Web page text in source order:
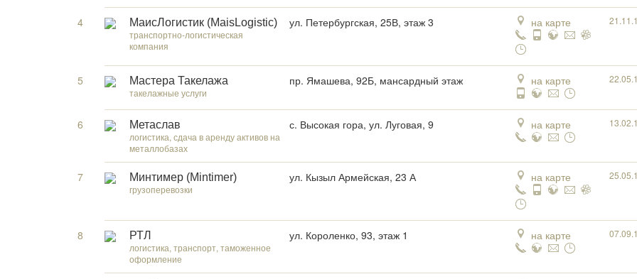
4
МаисЛогистик (MaisLogistic)
транспортно-логистическая
компания
ул. Петербургская, 25В, этаж 3 на карте
5
Мастера Такелажа
такелажные услуги
пр. Ямашева, 92Б, мансардный этаж на карте
6
Метаслав
логистика, сдача в аренду активов на
металлобазах
с. Высокая гора, ул. Луговая, 9 на карте
7
Минтимер (Mintimer)
грузоперевозки
ул. Кызыл Армейская, 23 А на карте
8
РТЛ
логистика, транспорт, таможенное
оформление
ул. Короленко, 93, этаж 1 на карте